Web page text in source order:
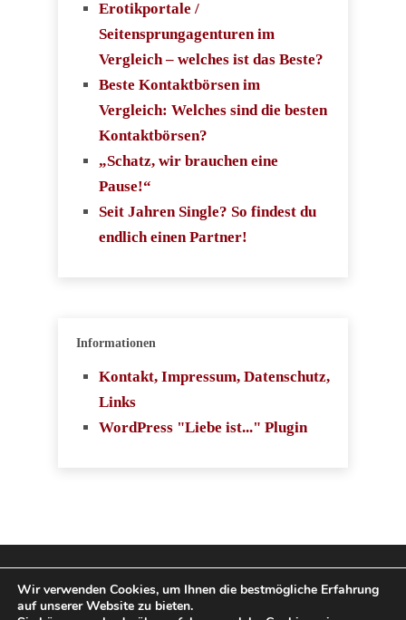
Erotikportale /
Seitensprungagenturen im
Vergleich – welches ist das Beste?
Beste Kontaktbörsen im
Vergleich: Welches sind die besten
Kontaktbörsen?
„Schatz, wir brauchen eine
Pause!“
Seit Jahren Single? So findest du
endlich einen Partner!
Informationen
Kontakt, Impressum, Datenschutz,
Links
WordPress "Liebe ist..." Plugin
Copyright 2009-2026
SingleboerseVergleich.com. Alle Rechte
Wir verwenden Cookies, um Ihnen die bestmögliche Erfahrung
auf unserer Website zu bieten.